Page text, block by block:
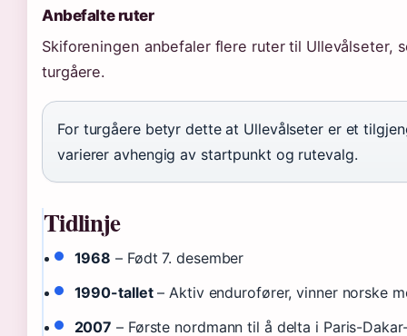
Anbefalte ruter
Skiforeningen anbefaler flere ruter til Ullevålseter,
turgåere.
For turgåere betyr dette at Ullevålseter er et
varierer avhengig av startpunkt og rutevalg.
Tidlinje
1968 – Født 7. desember
1990-tallet– Aktiv endurofører, vinner norske
2007 – Første nordmann til å delta i Paris-